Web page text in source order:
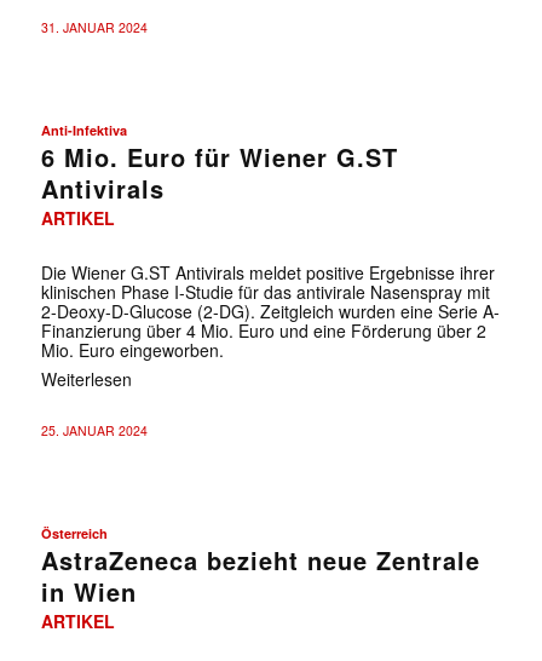
31. JANUAR 2024
Anti-Infektiva
6 Mio. Euro für Wiener G.ST
Antivirals
ARTIKEL
Die Wiener G.ST Antivirals meldet positive Ergebnisse ihrer
klinischen Phase I-Studie für das antivirale Nasenspray mit
2-Deoxy-D-Glucose (2-DG). Zeitgleich wurden eine Serie A-
Finanzierung über 4 Mio. Euro und eine Förderung über 2
Mio. Euro eingeworben.
Weiterlesen
25. JANUAR 2024
Österreich
AstraZeneca bezieht neue Zentrale
in Wien
ARTIKEL